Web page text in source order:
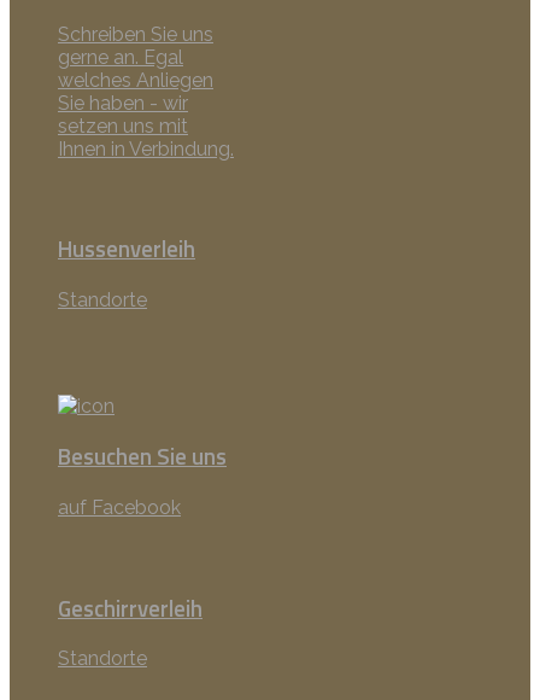
Schreiben Sie uns
gerne an. Egal
welches Anliegen
Sie haben - wir
setzen uns mit
Ihnen in Verbindung.
Hussenverleih
Standorte
Besuchen Sie uns
auf Facebook
Geschirrverleih
Standorte